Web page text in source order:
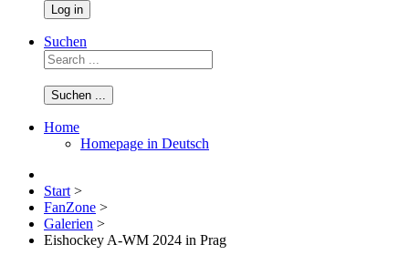
Log in
Suchen
Suchen ...
Home
Homepage in Deutsch
Start >
FanZone >
Galerien >
Eishockey A-WM 2024 in Prag